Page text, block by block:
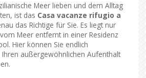
Meer lieben und dem Alltag
ist das Casa vacanze rifugio a
das Richtige für Sie. Es liegt nur
Meer entfernt in einer Residenz
Hier können Sie endlich
außergewöhnlichen Aufenthalt